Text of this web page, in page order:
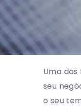
Uma
seu
o seu